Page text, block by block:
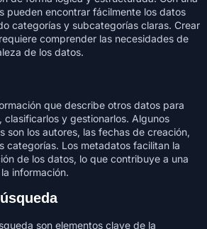
pueden encontrar fácilmente los datos
categorías y subcategorías claras. Crear
comprender las necesidades de
de los datos.
que describe otros datos para
y gestionarlos. Algunos
son los autores, las fechas de creación,
categorías. Los metadatos facilitan la
de los datos, lo que contribuye a una
información.
son elementos clave de la